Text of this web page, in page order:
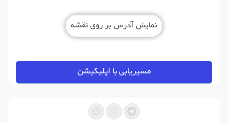
نمایش آدرس بر روی نقشه
مسیریابی با اپلیکیشن